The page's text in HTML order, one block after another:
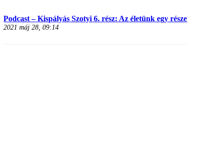
Podcast – Kispályás Szotyi 6. rész: Az életünk egy része
2021 máj 28, 09:14